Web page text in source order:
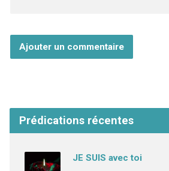
Prédications récentes
JE SUIS avec toi